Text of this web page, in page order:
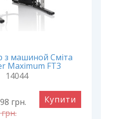
з машиной Сміта
Maximum FT3
14044
грн.
грн.
Купити